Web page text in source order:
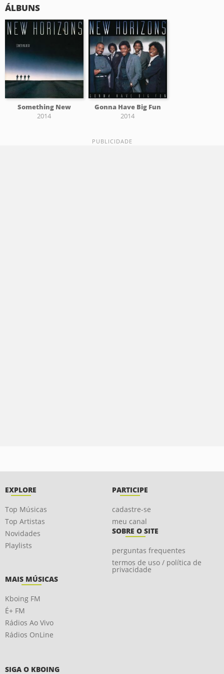
ÁLBUNS
Something New
2014
Gonna Have Big Fun
2014
EXPLORE
Top Músicas
Top Artistas
Novidades
Playlists
PARTICIPE
cadastre-se
meu canal
SOBRE O SITE
perguntas frequentes
termos de uso / política de
privacidade
MAIS MÚSICAS
Kboing FM
É+ FM
Rádios Ao Vivo
Rádios OnLine
SIGA O KBOING